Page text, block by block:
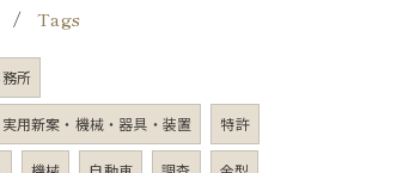
Tags
所
用新案・機械・器具・装置 特許